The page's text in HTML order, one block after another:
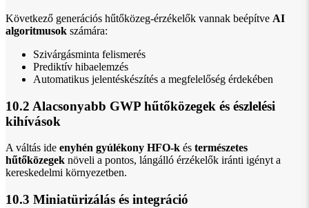
Következő generációs hűtőközeg-érzékelők vannak beépítve AI
algoritmusok számára:
Szivárgásminta felismerés
Prediktív hibaelemzés
Automatikus jelentéskészítés a megfelelőség érdekében
10.2 Alacsonyabb GWP hűtőközegek és észlelési
kihívások
A váltás ide enyhén gyúlékony HFO-k és természetes
hűtőközegek növeli a pontos, lángálló érzékelők iránti igényt a
kereskedelmi környezetben.
10.3 Miniatürizálás és integráció